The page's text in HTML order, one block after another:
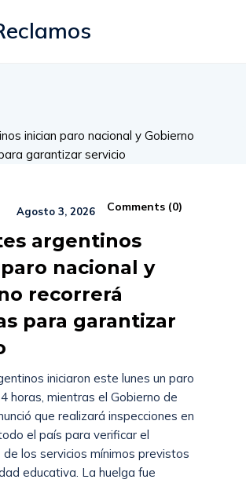
Agosto 3, 2026 Comments (0)
argentinos
nacional y
recorrerá
para garantizar
iniciaron este lunes un paro
horas, mientras el Gobierno de
que realizará inspecciones en
el país para verificar el
de los servicios mínimos previstos
educativa. La huelga fue